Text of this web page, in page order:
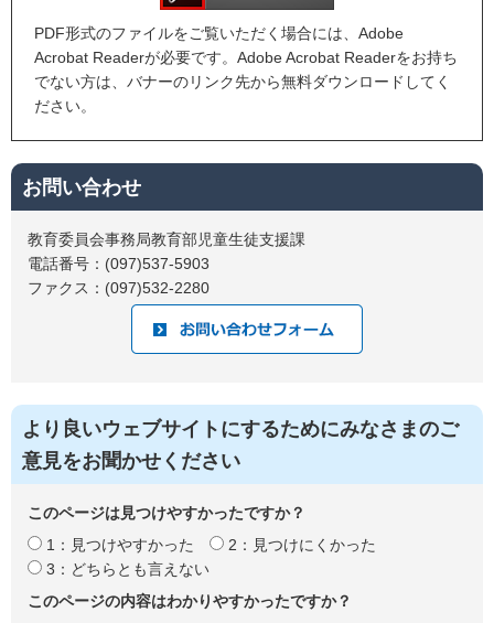
PDF形式のファイルをご覧いただく場合には、Adobe
Acrobat Readerが必要です。Adobe Acrobat Readerをお持ち
でない方は、バナーのリンク先から無料ダウンロードしてく
ださい。
お問い合わせ
教育委員会事務局教育部児童生徒支援課
電話番号：(097)537-5903
ファクス：(097)532-2280
より良いウェブサイトにするためにみなさまのご
意見をお聞かせください
このページは見つけやすかったですか？
1：見つけやすかった
2：見つけにくかった
3：どちらとも言えない
このページの内容はわかりやすかったですか？